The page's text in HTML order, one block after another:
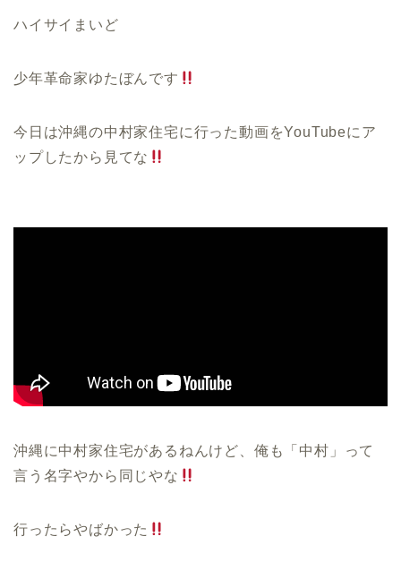
ハイサイまいど
少年革命家ゆたぼんです
今日は沖縄の中村家住宅に行った動画をYouTubeにア
ップしたから見てな
沖縄に中村家住宅があるねんけど、俺も「中村」って
言う名字やから同じやな
行ったらやばかった